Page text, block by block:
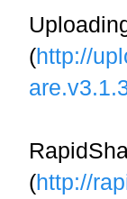
(http://
(http://